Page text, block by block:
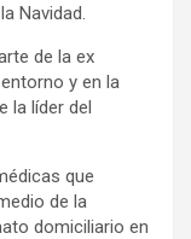
Navidad.
de la ex
y en la
la líder del
que
de la
domiciliario en